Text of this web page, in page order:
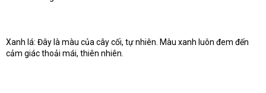
Xanh lá: Đây là màu của cây cối, tự nhiên. Màu xanh luôn đem đến
cảm giác thoải mái, thiên nhiên.